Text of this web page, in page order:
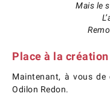
Mais le
Place à la création
Maintenant, à vous
Odilon Redon.